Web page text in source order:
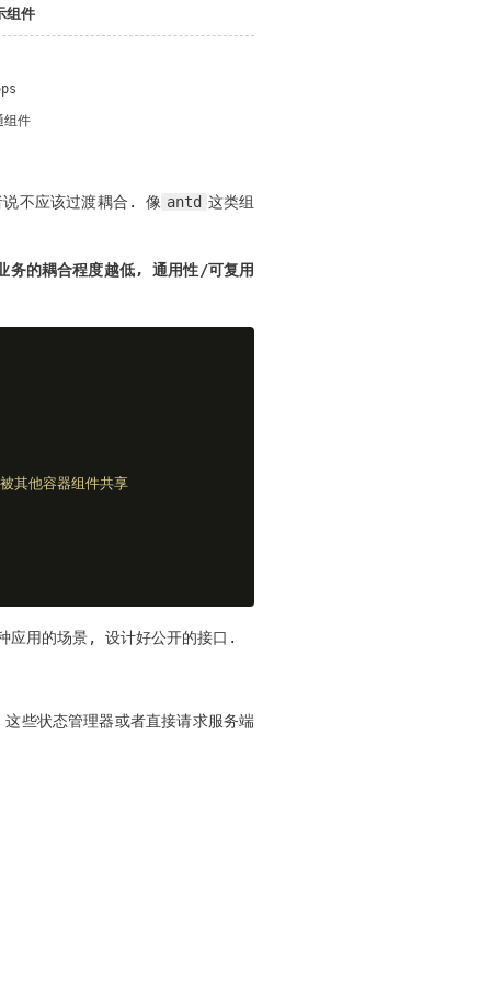
组件
组件
不应该过渡耦合. 像 antd 这类组
务的耦合程度越低, 通用性/可复用
其他容器组件共享
应用的场景, 设计好公开的接口.
状态管理器或者直接请求服务端